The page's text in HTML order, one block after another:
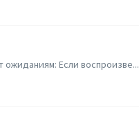
ожиданиям: Если воспроизве...